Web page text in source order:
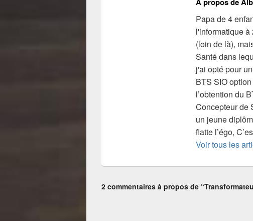
Papa de 4
l'informatique
(loin de là),
Santé dans
j'ai opté pour
BTS SIO
l’obtention du
Concepteur de
un jeune
flatte l’égo,
Voir tous les
2 commentaires à propos de